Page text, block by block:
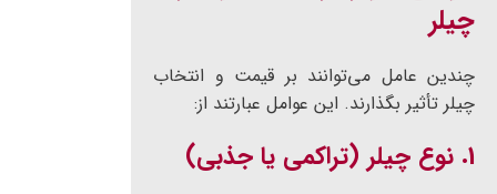
چیلر
چندین عامل می‌توانند بر قیمت و انتخاب
چیلر تأثیر بگذارند. این عوامل عبارتند از:
1. نوع چیلر (تراکمی یا جذبی)